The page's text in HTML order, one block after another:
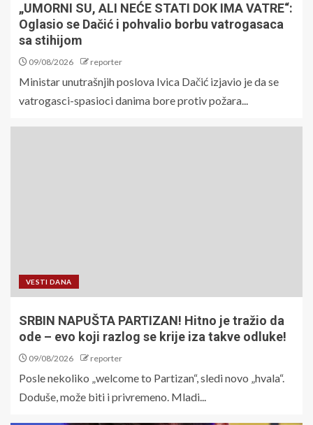
„UMORNI SU, ALI NEĆE STATI DOK IMA VATRE“:
Oglasio se Dačić i pohvalio borbu vatrogasaca
sa stihijom
09/08/2026 reporter
Ministar unutrašnjih poslova Ivica Dačić izjavio je da se
vatrogasci-spasioci danima bore protiv požara...
VESTI DANA
SRBIN NAPUŠTA PARTIZAN! Hitno je tražio da
ode – evo koji razlog se krije iza takve odluke!
09/08/2026 reporter
Posle nekoliko „welcome to Partizan“, sledi novo „hvala“.
Doduše, može biti i privremeno. Mladi...